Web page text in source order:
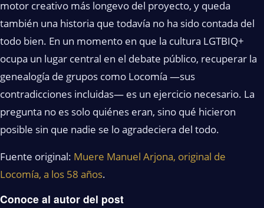
motor creativo más longevo del proyecto, y queda
también una historia que todavía no ha sido contada del
todo bien. En un momento en que la cultura LGTBIQ+
ocupa un lugar central en el debate público, recuperar la
genealogía de grupos como Locomía —sus
contradicciones incluidas— es un ejercicio necesario. La
pregunta no es solo quiénes eran, sino qué hicieron
posible sin que nadie se lo agradeciera del todo.
Fuente original: Muere Manuel Arjona, original de
Locomía, a los 58 años.
Conoce al autor del post